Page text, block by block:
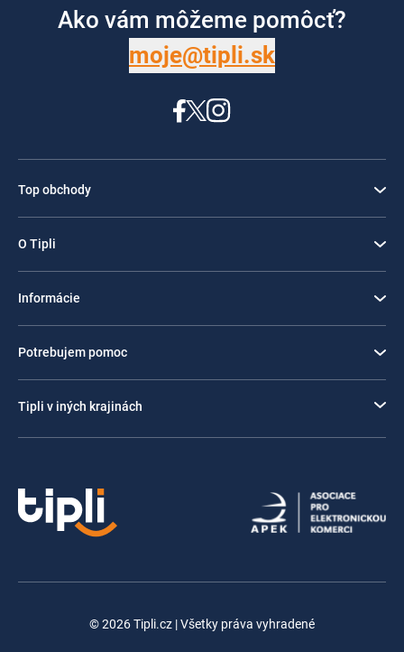
Ako vám môžeme pomôcť?
moje@tipli.sk
Top obchody
O Tipli
Informácie
Potrebujem pomoc
Tipli v iných krajinách
© 2026 Tipli.cz | Všetky práva vyhradené